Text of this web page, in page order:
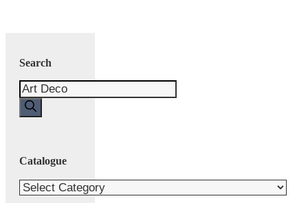
Search
Search
for:
Catalogue
Catalogue